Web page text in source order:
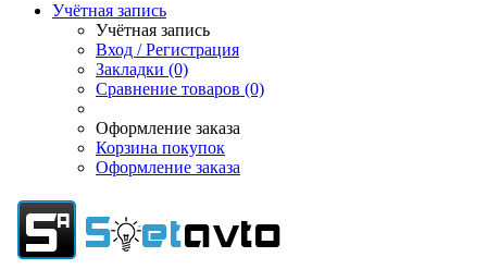
Учётная запись
Учётная запись
Вход / Регистрация
Закладки (0)
Сравнение товаров (0)
Оформление заказа
Корзина покупок
Оформление заказа